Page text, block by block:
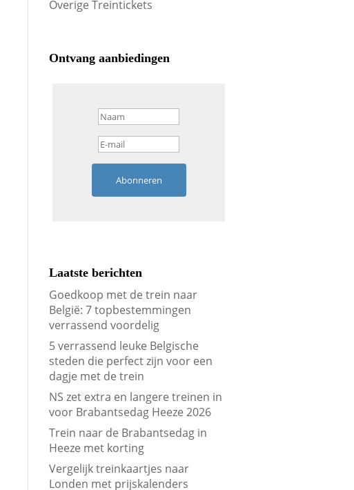
Overige Treintickets
Ontvang aanbiedingen
Abonneren
Laatste berichten
Goedkoop met de trein naar
België: 7 topbestemmingen
verrassend voordelig
5 verrassend leuke Belgische
steden die perfect zijn voor een
dagje met de trein
NS zet extra en langere treinen in
voor Brabantsedag Heeze 2026
Trein naar de Brabantsedag in
Heeze met korting
Vergelijk treinkaartjes naar
Londen met prijskalenders